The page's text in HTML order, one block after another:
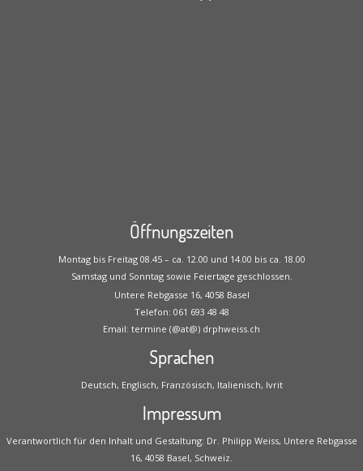
Öffnungszeiten
Montag bis Freitag 08.45 – ca. 12.00 und 14.00 bis ca. 18.00
Samstag und Sonntag sowie Feiertage geschlossen.
Untere Rebgasse 16, 4058 Basel
Telefon: 061 693 48 48
Email: termine (@at@) drphweiss.ch
Sprachen
Deutsch, Englisch, Französisch, Italienisch, Ivrit
Impressum
Verantwortlich für den Inhalt und Gestaltung: Dr. Philipp Weiss, Untere Rebgasse
16, 4058 Basel, Schweiz.